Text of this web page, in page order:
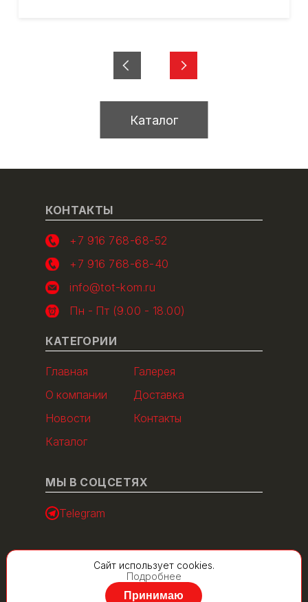
Каталог
КОНТАКТЫ
+7 916 768-68-52
+7 916 768-68-40
info@tot-kom.ru
Пн - Пт (9.00 - 18.00)
КАТЕГОРИИ
Главная
О компании
Новости
Каталог
Галерея
Доставка
Контакты
МЫ В СОЦСЕТЯХ
Telegram
Сайт использует cookies.
Подробнее
Принимаю